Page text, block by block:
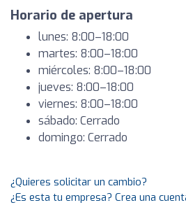
Horario de apertura
lunes: 8:00–18:00
martes: 8:00–18:00
miércoles: 8:00–18:00
jueves: 8:00–18:00
viernes: 8:00–18:00
sábado: Cerrado
domingo: Cerrado
¿Quieres solicitar un cambio?
¿Es esta tu empresa? Crea una